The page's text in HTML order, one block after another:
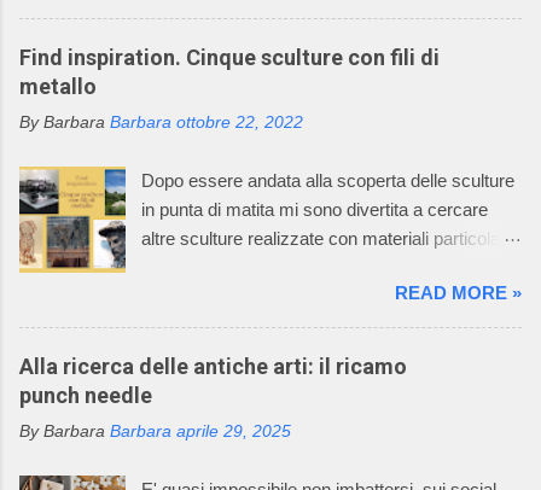
l’uncinetto, creando dei deliziosi vestitini per
bambini. Questo mondo incantato è il sogno,
avverato, della signora Graziella, che dal 1968
per il mondo dei bambini. Oggi l’azienda della
diventata leader nel settore “maglieria esterna
diminuita” e il suo mondo incantato ha
affascinato anche tutti i componenti della sua
capi dell’azienda consiste nell’utilizzare
macchinari, che permettono di realizzare ogni
singolo pezzo del prodotto già nella taglia
desiderata e non un rettangolo di maglia dal
quale tagliare le varie parti per poi assemblarle.
Find inspiration. Cinque sculture con fili di
metallo
By Barbara Barbara ottobre 22, 2022
Dopo essere andata alla scoperta delle sculture
in punta di matita mi sono divertita a cercare
altre sculture realizzate con materiali particolari.
diventare un'opera d'arte. Il mio racconto non
può non partire dalla materia prima: il metallo è
un elemento chimico caratterizzato da alto
elevata. L’uso dei metalli, dalla produzione di
READ MORE »
Alla ricerca delle antiche arti: il ricamo
punch needle
By Barbara Barbara aprile 29, 2025